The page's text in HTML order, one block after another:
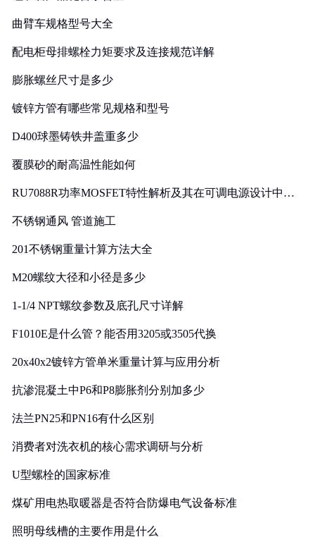
曲臂车规格型号大全
配电柜母排螺栓力矩要求及连接规范详解
膨胀螺丝尺寸是多少
镀锌方管有哪些常见规格和型号
D400球墨铸铁井盖重多少
覆膜砂的耐高温性能如何
RU7088R功率MOSFET特性解析及其在可调电源设计中的
不锈钢通风 管道施工
201不锈钢重量计算方法大全
M20螺纹大径和小径是多少
1-1/4 NPT螺纹参数及底孔尺寸详解
F1010E是什么管？能否用3205或3505代换
20x40x2镀锌方管单米重量计算与应用分析
抗渗混凝土中P6和P8膨胀剂分别加多少
法兰PN25和PN16有什么区别
消费者对洗衣机的核心需求调研与分析
U型螺栓的国家标准
煤矿用电热取暖器是否符合防爆电气设备标准
照明母线槽的主要作用是什么